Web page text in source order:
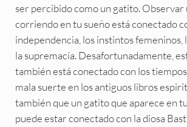
ser percibido como un gatito. Observar
corriendo en tu sueño está conectado
independencia, los instintos femeninos,
la supremacía. Desafortunadamente,
también está conectado con los
mala suerte en los antiguos libros
también que un gatito que aparece en
puede estar conectado con la diosa